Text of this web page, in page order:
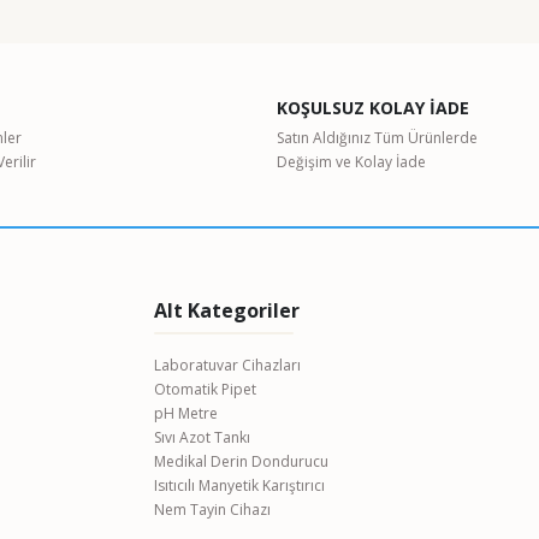
10-100 µl Ayarlanabilir Otomatik Pipet
XM 120 Nem Tayin Cihazı
KOŞULSUZ KOLAY İADE
Satın Aldığınız Tüm Ürünlerde
Değişim ve Kolay İade
Alt Kategoriler
Laboratuvar Cihazları
Otomatik Pipet
pH Metre
Sıvı Azot Tankı
Medikal Derin Dondurucu
Isıtıcılı Manyetik Karıştırıcı
Nem Tayin Cihazı